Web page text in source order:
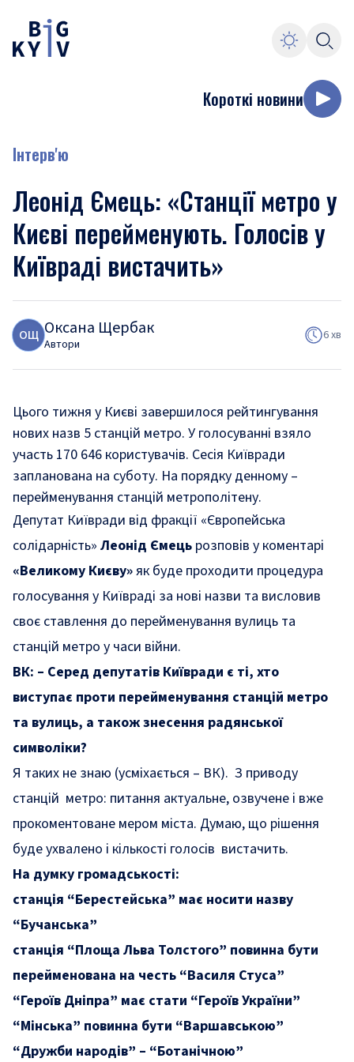
Короткі новини
Інтерв'ю
Леонід Ємець: «Станції метро у
Києві перейменують. Голосів у
Київраді вистачить»
ОЩ Оксана Щербак
Автори
6 хв
Цього тижня у Києві завершилося рейтингування
нових назв 5 станцій метро. У голосуванні взяло
участь 170 646 користувачів. Сесія Київради
запланована на суботу. На порядку денному –
перейменування станцій метрополітену.
Депутат Київради від фракції «Європейська
солідарність» Леонід Ємець розповів у коментарі
«Великому Києву»як буде проходити процедура
голосування у Київраді за нові назви та висловив
своє ставлення до перейменування вулиць та
станцій метро у часи війни.
ВК: – Серед депутатів Київради є ті, хто
виступає проти перейменування станцій метро
та вулиць, а також знесення радянської
символіки?
Я таких не знаю (усміхається – ВК). З приводу
станцій метро: питання актуальне, озвучене і вже
прокоментоване мером міста. Думаю, що рішення
буде ухвалено і кількості голосів вистачить.
На думку громадськості:
станція “Берестейська” має носити назву
“Бучанська”
станція “Площа Льва Толстого” повинна бути
перейменована на честь “Василя Стуса”
“Героїв Дніпра” має стати “Героїв України”
“Мінська” повинна бути “Варшавською”
“Дружби народів” – “Ботанічною”